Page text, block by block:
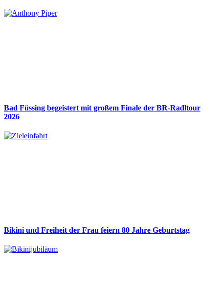
Bad Füssing begeistert mit großem Finale der BR-Radltour
2026
Bikini und Freiheit der Frau feiern 80 Jahre Geburtstag